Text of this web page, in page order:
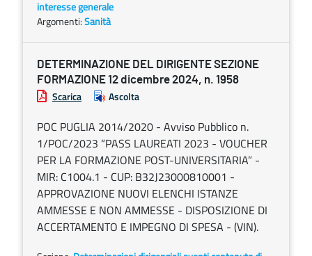
interesse generale
Argomenti:Sanità
DETERMINAZIONE DEL DIRIGENTE SEZIONE
FORMAZIONE 12 dicembre 2024, n. 1958
Scarica Ascolta
POC PUGLIA 2014/2020 - Avviso Pubblico n.
1/POC/2023 “PASS LAUREATI 2023 - VOUCHER
PER LA FORMAZIONE POST-UNIVERSITARIA” -
MIR: C1004.1 - CUP: B32J23000810001 -
APPROVAZIONE NUOVI ELENCHI ISTANZE
AMMESSE E NON AMMESSE - DISPOSIZIONE DI
ACCERTAMENTO E IMPEGNO DI SPESA - (VIN).